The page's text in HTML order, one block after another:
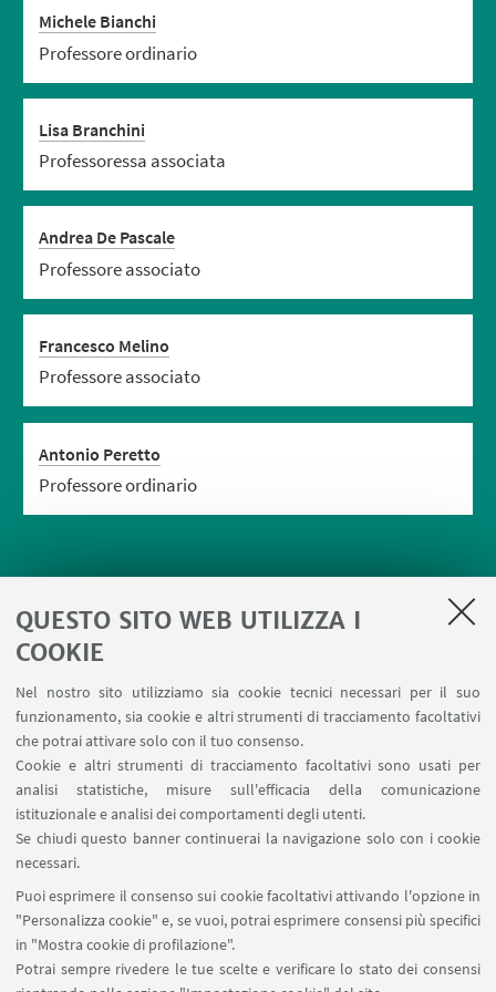
QUESTO SITO WEB UTILIZZA I
COOKIE
Nel nostro sito utilizziamo sia cookie tecnici necessari per il suo
funzionamento, sia cookie e altri strumenti di tracciamento facoltativi
che potrai attivare solo con il tuo consenso.
Cookie e altri strumenti di tracciamento facoltativi sono usati per
analisi statistiche, misure sull'efficacia della comunicazione
istituzionale e analisi dei comportamenti degli utenti.
Se chiudi questo banner continuerai la navigazione solo con i cookie
necessari.
Puoi esprimere il consenso sui cookie facoltativi attivando l'opzione in
"Personalizza cookie" e, se vuoi, potrai esprimere consensi più specifici
in "Mostra cookie di profilazione".
Potrai sempre rivedere le tue scelte e verificare lo stato dei consensi
Michele Bianchi
Professore ordinario
Lisa Branchini
Professoressa associata
Andrea De Pascale
Professore associato
Francesco Melino
Professore associato
Antonio Peretto
Professore ordinario
LINK UTILI
Area riservata
Prenotazione auto e sale DIN
Prenotazione auto UNIBO
Prenotazione auto Ingegneria
SEGUI UNIBO SU: